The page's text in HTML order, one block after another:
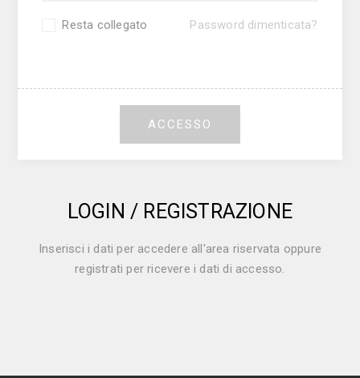
Resta collegato Password dimenticata?
ACCESSO
LOGIN / REGISTRAZIONE
Inserisci i dati per accedere all'area riservata oppure
registrati per ricevere i dati di accesso.